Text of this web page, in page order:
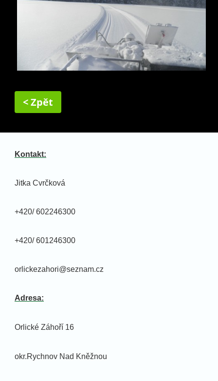
< Zpět
Kontakt:
Jitka Cvrčková
+420/ 602246300
+420/ 601246300
orlickezahori@seznam.cz
Adresa:
Orlické Záhoří 16
okr.Rychnov Nad Kněžnou